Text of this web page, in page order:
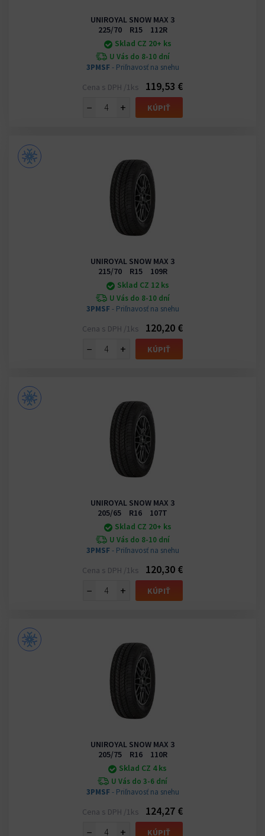
UNIROYAL SNOW MAX 3
225/70 R15 112R
Sklad CZ 20+ ks
U Vás do 8-10 dní
3PMSF- Priľnavosť na snehu
Cena s DPH /1ks
119,53 €
−
+ KÚPIŤ
UNIROYAL SNOW MAX 3
215/70 R15 109R
Sklad CZ 12 ks
U Vás do 8-10 dní
3PMSF- Priľnavosť na snehu
Cena s DPH /1ks
120,20 €
−
+ KÚPIŤ
UNIROYAL SNOW MAX 3
205/65 R16 107T
Sklad CZ 20+ ks
U Vás do 8-10 dní
3PMSF- Priľnavosť na snehu
Cena s DPH /1ks
120,30 €
−
+ KÚPIŤ
UNIROYAL SNOW MAX 3
205/75 R16 110R
Sklad CZ 4 ks
U Vás do 3-6 dní
3PMSF- Priľnavosť na snehu
Cena s DPH /1ks
124,27 €
−
+ KÚPIŤ